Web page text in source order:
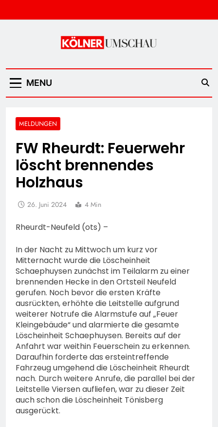
to
Kölner Umschau
MENU
MELDUNGEN
FW Rheurdt: Feuerwehr
löscht brennendes
Holzhaus
26. Juni 2024 4 Min
Rheurdt-Neufeld (ots) –
In der Nacht zu Mittwoch um kurz vor
Mitternacht wurde die Löscheinheit
Schaephuysen zunächst im Teilalarm zu einer
brennenden Hecke in den Ortsteil Neufeld
gerufen. Noch bevor die ersten Kräfte
ausrückten, erhöhte die Leitstelle aufgrund
weiterer Notrufe die Alarmstufe auf „Feuer
Kleingebäude“ und alarmierte die gesamte
Löscheinheit Schaephuysen. Bereits auf der
Anfahrt war weithin Feuerschein zu erkennen.
Daraufhin forderte das ersteintreffende
Fahrzeug umgehend die Löscheinheit Rheurdt
nach. Durch weitere Anrufe, die parallel bei der
Leitstelle Viersen aufliefen, war zu dieser Zeit
auch schon die Löscheinheit Tönisberg
ausgerückt.